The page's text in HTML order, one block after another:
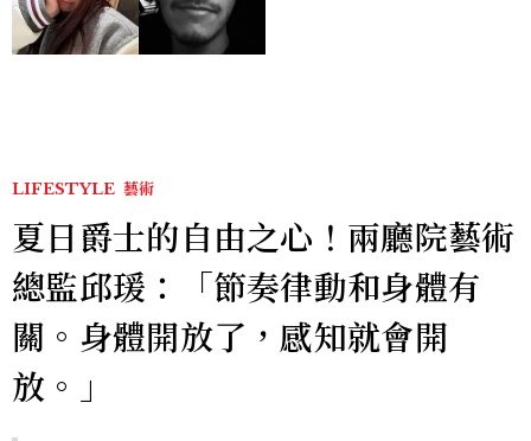
LIFESTYLE 藝術
夏日爵士的自由之心！兩廳院藝術
總監邱瑗：「節奏律動和身體有
關。身體開放了，感知就會開
放。」